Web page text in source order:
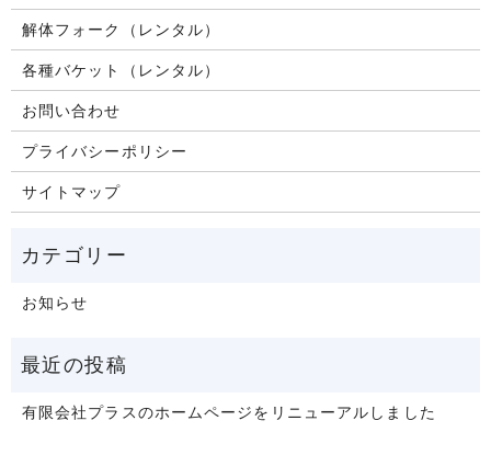
解体フォーク（レンタル）
各種バケット（レンタル）
お問い合わせ
プライバシーポリシー
サイトマップ
お知らせ
有限会社プラスのホームページをリニューアルしました